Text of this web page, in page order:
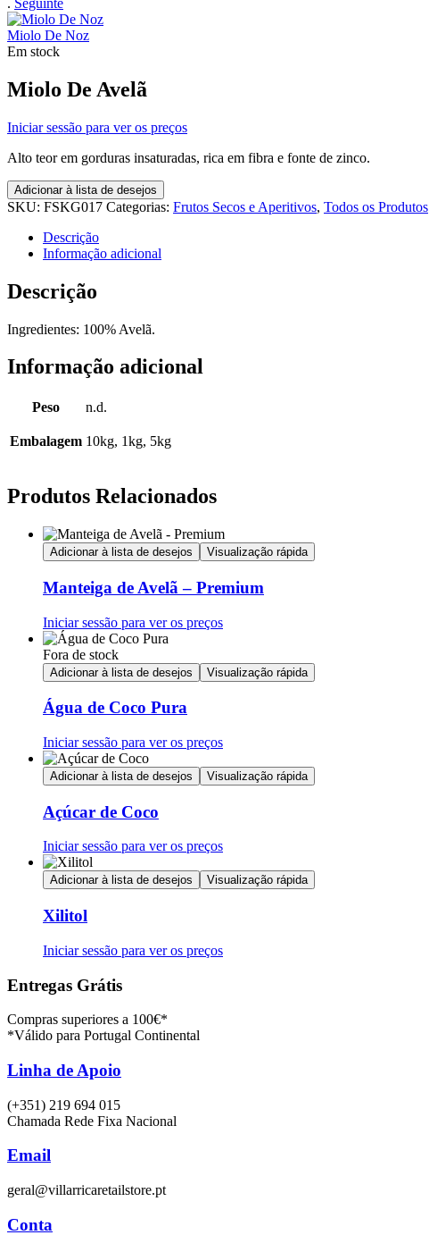
Miolo De Noz
Em stock
Miolo De Avelã
Iniciar sessão para ver os preços
Alto teor em gorduras insaturadas, rica em fibra e fonte de zinco.
Adicionar à lista de desejos
SKU: FSKG017 Categorias: Frutos Secos e Aperitivos, Todos os Produtos
Descrição
Informação adicional
Descrição
Ingredientes: 100% Avelã.
Informação adicional
Peso n.d.
Embalagem 10kg, 1kg, 5kg
Produtos Relacionados
Adicionar à lista de desejos Visualização rápida
Manteiga de Avelã – Premium
Iniciar sessão para ver os preços
Fora de stock
Adicionar à lista de desejos Visualização rápida
Água de Coco Pura
Iniciar sessão para ver os preços
Adicionar à lista de desejos Visualização rápida
Açúcar de Coco
Iniciar sessão para ver os preços
Adicionar à lista de desejos Visualização rápida
Xilitol
Iniciar sessão para ver os preços
Entregas Grátis
Compras superiores a 100€*
*Válido para Portugal Continental
Linha de Apoio
(+351) 219 694 015
Chamada Rede Fixa Nacional
Email
geral@villarricaretailstore.pt
Conta